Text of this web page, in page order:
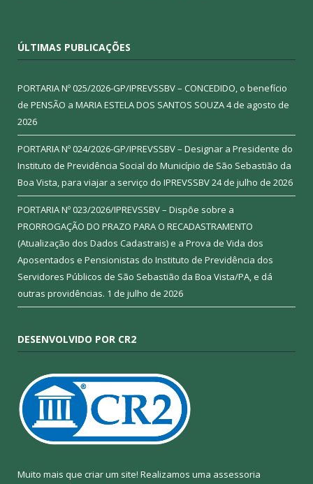
ÚLTIMAS PUBLICAÇÕES
PORTARIA Nº 025/2026-GP/IPREVSSBV – CONCEDIDO, o benefício
de PENSÃO a MARIA ESTELA DOS SANTOS SOUZA4 de agosto de
2026
PORTARIA Nº 024/2026-GP/IPREVSSBV – Designar a Presidente do
Instituto de Previdência Social do Município de São Sebastião da
Boa Vista, para viajar a serviço do IPREVSSBV24 de julho de 2026
PORTARIA Nº 023/2026/IPREVSSBV – Dispõe sobre a
PRORROGAÇÃO DO PRAZO PARA O RECADASTRAMENTO
(Atualização dos Dados Cadastrais) e a Prova de Vida dos
Aposentados e Pensionistas do Instituto de Previdência dos
Servidores Públicos de São Sebastião da Boa Vista/PA, e dá
outras providências. 1 de julho de 2026
DESENVOLVIDO POR CR2
Muito mais que criar um site! Realizamos uma assessoria